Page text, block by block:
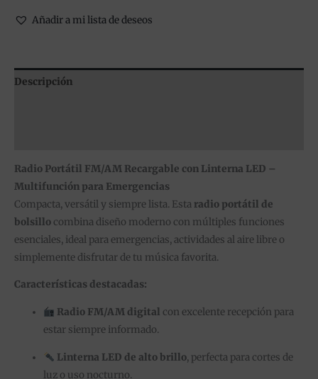
Añadir a mi lista de deseos
Descripción
Radio Portátil FM/AM Recargable con Linterna LED –
Multifunción para Emergencias
Compacta, versátil y siempre lista. Esta radio portátil de
bolsillo combina diseño moderno con múltiples funciones
esenciales, ideal para emergencias, actividades al aire libre o
simplemente disfrutar de tu música favorita.
Características destacadas:
Radio FM/AM digital con excelente recepción para
estar siempre informado.
Linterna LED de alto brillo, perfecta para cortes de
luz o uso nocturno.